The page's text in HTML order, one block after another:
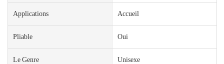
Applications Accueil
Pliable Oui
Le Genre Unisexe